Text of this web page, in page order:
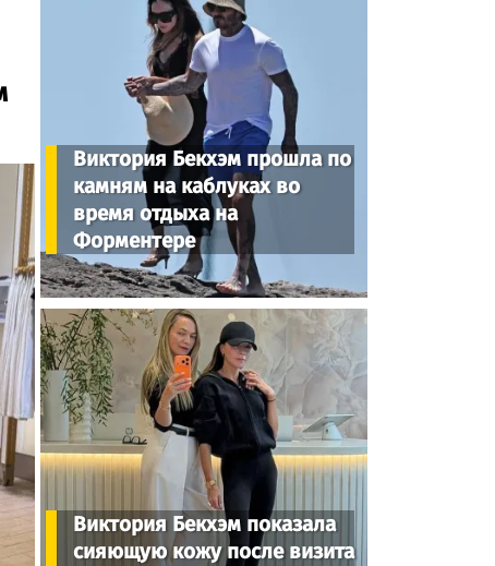
Виктория Бекхэм прошла по
камням на каблуках во
время отдыха на
Форментере
Виктория Бекхэм показала
сияющую кожу после визита